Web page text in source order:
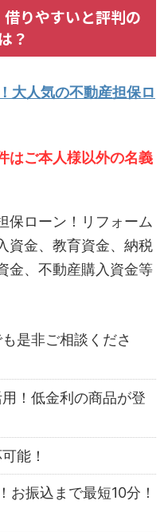
りやすいと評判の
？
大人気の不動産担保ロ
はご本人様以外の名義
保ローン！リフォーム
資金、教育資金、納税
金、不動産購入資金等
是非ご相談くださ
！低金利の商品が登
能！
お振込まで最短10分！